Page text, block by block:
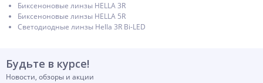
Биксеноновые линзы HELLA 3R
Биксеноновые линзы HELLA 5R
Светодиодные линзы Hella 3R Bi-LED
Будьте в курсе!
Новости, обзоры и акции